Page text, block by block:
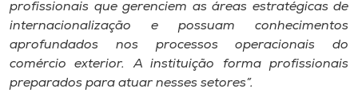
profissionais que gerenciem as áreas estratégicas de
internacionalização e possuam conhecimentos
aprofundados nos processos operacionais do
comércio exterior. A instituição forma profissionais
preparados para atuar nesses setores”.